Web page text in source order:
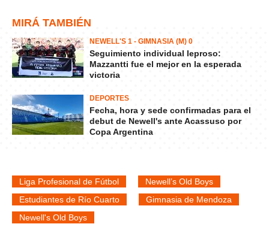
MIRÁ TAMBIÉN
NEWELL'S 1 - GIMNASIA (M) 0
Seguimiento individual leproso:
Mazzantti fue el mejor en la esperada
victoria
DEPORTES
Fecha, hora y sede confirmadas para el
debut de Newell's ante Acassuso por
Copa Argentina
Liga Profesional de Fútbol
Newell’s Old Boys
Estudiantes de Río Cuarto
Gimnasia de Mendoza
Newell's Old Boys